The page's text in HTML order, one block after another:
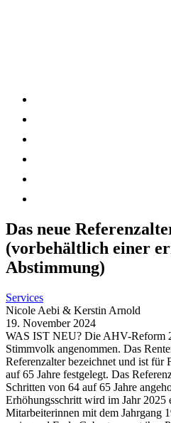
Das neue
(vorbehältlich einer
Abstimmung)
Services
Nicole Aebi & Kerstin Arnold
19. November 2024
WAS IST NEU? Die AHV-Reform
Stimmvolk angenommen. Das
Referenzalter bezeichnet und ist für
auf 65 Jahre festgelegt. Das
Schritten von 64 auf 65 Jahre
Erhöhungsschritt wird im Jahr 2025
Mitarbeiterinnen mit dem Jahrgang